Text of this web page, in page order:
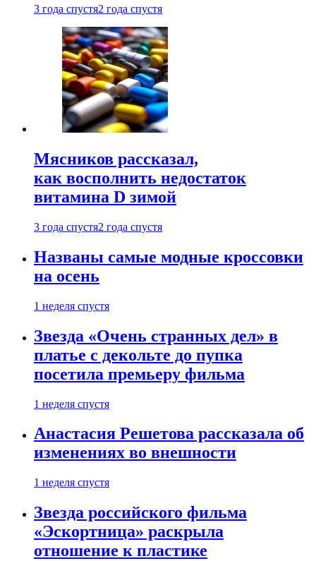
3 года спустя2 года спустя
Мясников рассказал,
как восполнить недостаток
витамина D зимой
3 года спустя2 года спустя
Названы самые модные кроссовки
на осень
1 неделя спустя
Звезда «Очень странных дел» в
платье с декольте до пупка
посетила премьеру фильма
1 неделя спустя
Анастасия Решетова рассказала об
изменениях во внешности
1 неделя спустя
Звезда российского фильма
«Эскортница» раскрыла
отношение к пластике